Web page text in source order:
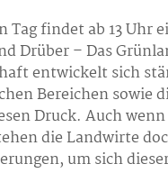
Tag findet ab 13 Uhr
Drüber – Das
entwickelt sich
Bereichen sowie
Druck. Auch
die Landwirte
um sich